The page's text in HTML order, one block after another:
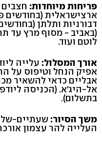
פריחות מיוחדות: חצבים
ארצישראלית (בחודשים
דבורניות ותלתן
(באביב - מסוף מרץ עד
לוטם ועוד.
אורך המסלול: עלייה
אבליים כדאי להשאיר
אל-היג'א. (הכניסה
בתשלום).
משך הסיור: שעתיים-
העלייה להר עצמון